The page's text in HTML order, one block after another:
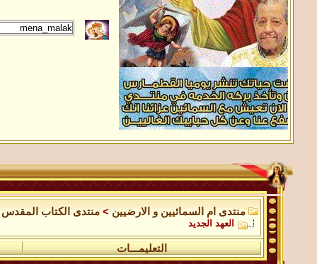
منتدى ام السمائيين و الارضيين >منتدى الكتاب المقدس
العهد الجديد
التعليمـــات